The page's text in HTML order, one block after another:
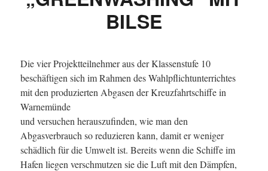
BILSE
Die vier Projektteilnehmer aus der Klassenstufe 10
beschäftigen sich im Rahmen des Wahlpflichtunterrichtes
mit den produzierten Abgasen der Kreuzfahrtschiffe in
Warnemünde
und versuchen herauszufinden, wie man den
Abgasverbrauch so reduzieren kann, damit er weniger
schädlich für die Umwelt ist. Bereits wenn die Schiffe im
Hafen liegen verschmutzen sie die Luft mit den Dämpfen,